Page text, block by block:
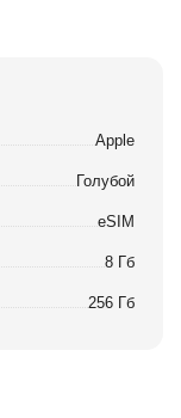
Apple
Голубой
eSIM
8 Гб
256 Гб